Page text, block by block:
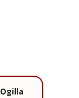
Ogilla